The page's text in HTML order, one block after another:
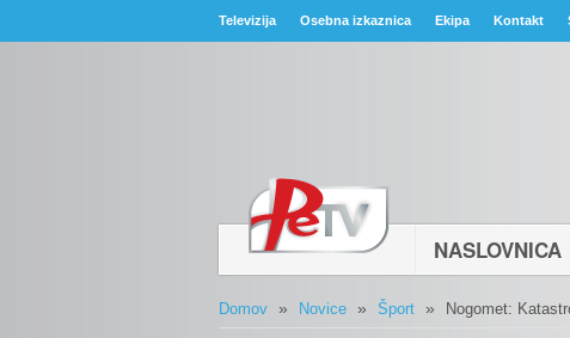
Televizija Osebna izkaznica Ekipa Kontakt
NASLOVNICA
Domov » Novice » Šport » Nogomet: